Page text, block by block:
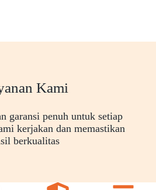
Kami
garansi penuh untuk setiap
kerjakan dan memastikan
berkualitas